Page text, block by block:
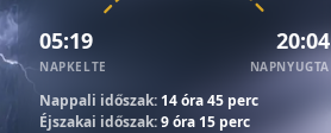
05:19
NAPKELTE
20:04
NAPNYUGTA
Nappali időszak: 14 óra 45 perc
Éjszakai időszak:9 óra 15 perc